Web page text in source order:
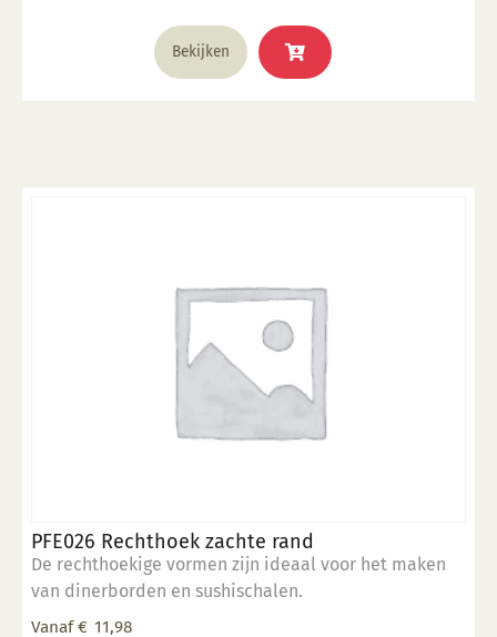
Bekijken
Dit
product
heeft
op
de
productpagina
PFE026 Rechthoek zachte rand
De rechthoekige vormen zijn ideaal voor het maken
van dinerborden en sushischalen.
Vanaf € 11,98